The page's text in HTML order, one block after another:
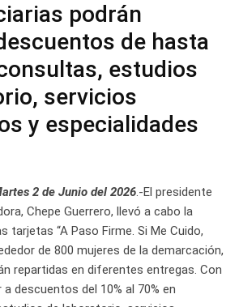
podrán
de hasta
estudios
servicios
y especialidades
2 de Junio del 2026.-El presidente
Chepe Guerrero, llevó a cabo la
tarjetas “A Paso Firme. Si Me Cuido,
de 800 mujeres de la demarcación,
repartidas en diferentes entregas. Con
descuentos del 10% al 70% en